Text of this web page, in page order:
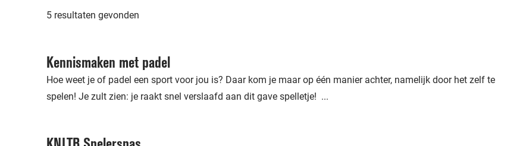
5 resultaten gevonden
Kennismaken met padel
Hoe weet je of padel een sport voor jou is? Daar kom je maar op één manier achter, namelijk door het zelf te
spelen! Je zult zien: je raakt snel verslaafd aan dit gave spelletje! ...